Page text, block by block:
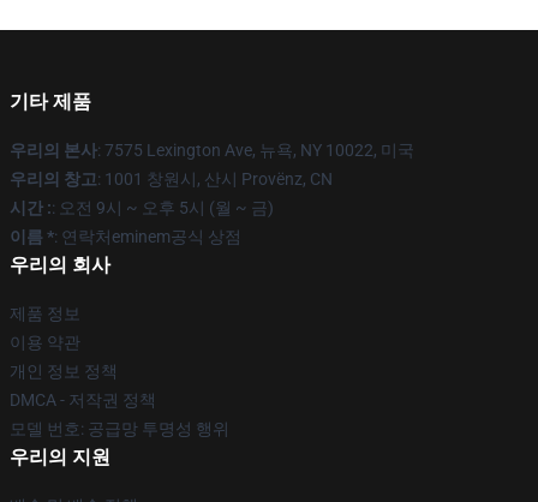
기타 제품
우리의 본사: 7575 Lexington Ave, 뉴욕, NY 10022, 미국
우리의 창고: 1001 창원시, 산시 Provënz, CN
시간 :: 오전 9시 ~ 오후 5시 (월 ~ 금)
이름 *: 연락처eminem공식 상점
우리의 회사
제품 정보
이용 약관
개인 정보 정책
DMCA - 저작권 정책
모델 번호: 공급망 투명성 행위
우리의 지원